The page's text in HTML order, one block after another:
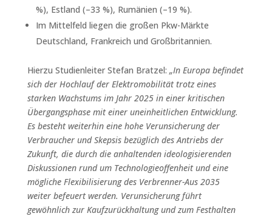
%), Estland (–33 %), Rumänien (–19 %).
Im Mittelfeld liegen die großen Pkw-Märkte
Deutschland, Frankreich und Großbritannien.
Hierzu Studienleiter Stefan Bratzel: „In Europa befindet
sich der Hochlauf der Elektromobilität trotz eines
starken Wachstums im Jahr 2025 in einer kritischen
Übergangsphase mit einer uneinheitlichen Entwicklung.
Es besteht weiterhin eine hohe Verunsicherung der
Verbraucher und Skepsis bezüglich des Antriebs der
Zukunft, die durch die anhaltenden ideologisierenden
Diskussionen rund um Technologieoffenheit und eine
mögliche Flexibilisierung des Verbrenner-Aus 2035
weiter befeuert werden. Verunsicherung führt
gewöhnlich zur Kaufzurückhaltung und zum Festhalten